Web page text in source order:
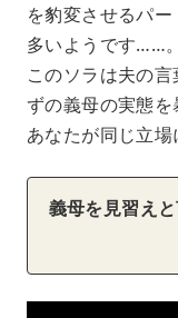
を豹変させるパ
多いようです……。
このソラは夫の
ずの義母の実態
あなたが同じ立
義母を見習え